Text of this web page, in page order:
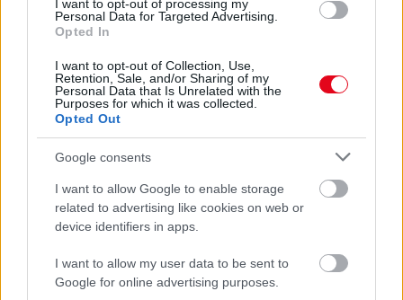
I want to opt-out of processing my
Personal Data for Targeted Advertising.
Opted In
I want to opt-out of Collection, Use,
Retention, Sale, and/or Sharing of my
Personal Data that Is Unrelated with the
Purposes for which it was collected.
Opted Out
Google consents
I want to allow Google to enable storage
related to advertising like cookies on web or
device identifiers in apps.
I want to allow my user data to be sent to
Google for online advertising purposes.
07. 31.
NEM A CITROMSAV, AZ ECET VAGY A
SZÁLLODÁKBAN A VÍZKŐ ELLEN
Ez a szer tényleg eltünteti a vízkövet
07. 31.
HAGYD A SÓT: EGY CSIPET EBBŐL A FŐZŐVÍZBE,
ÉS SOKKAL FINOMABB LESZ A FŐTT KRUMPLI
Titkos hozzávaló
24 ÓRA TOVÁBBI HÍREI
24 óra